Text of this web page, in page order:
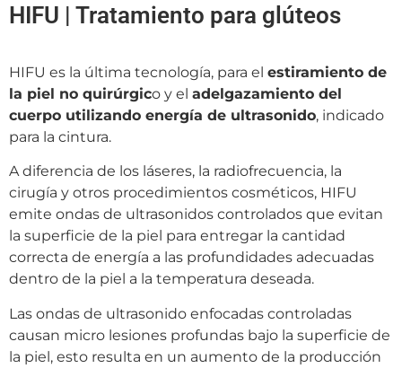
HIFU | Tratamiento para glúteos
HIFU es la última tecnología, para el estiramiento de
la piel no quirúrgico y el adelgazamiento del
cuerpo utilizando energía de ultrasonido, indicado
para la cintura.
A diferencia de los láseres, la radiofrecuencia, la
cirugía y otros procedimientos cosméticos, HIFU
emite ondas de ultrasonidos controlados que evitan
la superficie de la piel para entregar la cantidad
correcta de energía a las profundidades adecuadas
dentro de la piel a la temperatura deseada.
Las ondas de ultrasonido enfocadas controladas
causan micro lesiones profundas bajo la superficie de
la piel, esto resulta en un aumento de la producción